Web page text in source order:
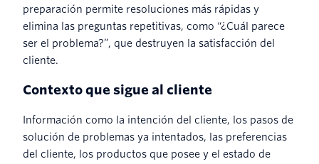
preparación permite resoluciones más rápidas y
elimina las preguntas repetitivas, como “¿Cuál parece
ser el problema?”, que destruyen la satisfacción del
cliente.
Contexto que sigue al cliente
Información como la intención del cliente, los pasos de
solución de problemas ya intentados, las preferencias
del cliente, los productos que posee y el estado de